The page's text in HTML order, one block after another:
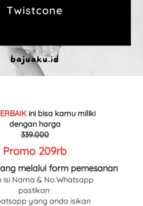
ini bisa kamu miliki
dengan harga
339.000
Promo 209rb
melalui form pemesanan
isi Nama & No.Whatsapp
pastikan
yang anda isikan